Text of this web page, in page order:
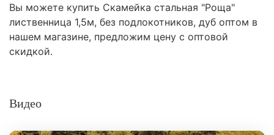
Вы можете купить Скамейка стальная "Роща"
лиственница 1,5м, без подлокотников, дуб оптом в
нашем магазине, предложим цену с оптовой
скидкой.
Видео